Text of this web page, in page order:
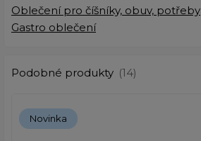
Oblečení pro číšníky, obuv, potřeby
Gastro oblečení
Podobné produkty (14)
Novinka